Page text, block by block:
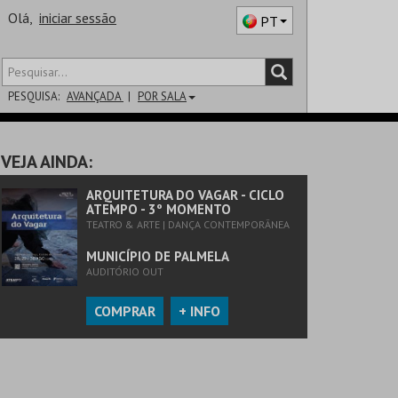
Olá, iniciar sessão PT
PESQUISA: AVANÇADA POR SALA
SALA
VEJA AINDA:
ARQUITETURA DO VAGAR - CICLO
ATEMPO - 3º MOMENTO
TEATRO & ARTE | DANÇA CONTEMPORÂNEA
MUNICÍPIO DE PALMELA
AUDITÓRIO OUT
COMPRAR + INFO